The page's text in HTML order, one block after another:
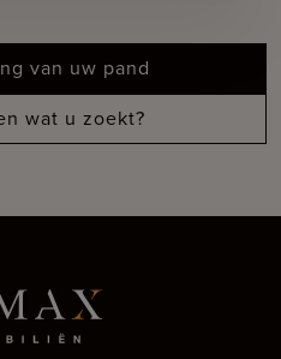
van uw pand
wat u zoekt?